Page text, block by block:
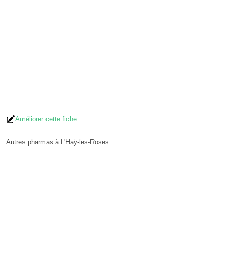
Améliorer cette fiche
Autres pharmas à L'Haÿ-les-Roses